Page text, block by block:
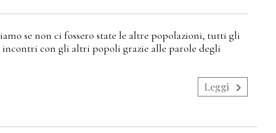
se non ci fossero state le altre popolazioni, tutti gli
con gli altri popoli grazie alle parole degli
Leggi